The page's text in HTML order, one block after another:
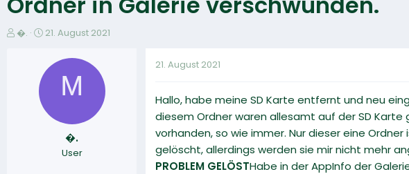
E
�.
E
t
l
21. August 2021
ᴹ
�.
User
21. August 2021
Hallo, habe meine SD Karte entfernt und neu
diesem Ordner waren allesamt auf der SD
vorhanden, so wie immer. Nur dieser eine
gelöscht, allerdings werden sie mir nicht mehr
PROBLEM GELÖSTHabe in der AppInfo der